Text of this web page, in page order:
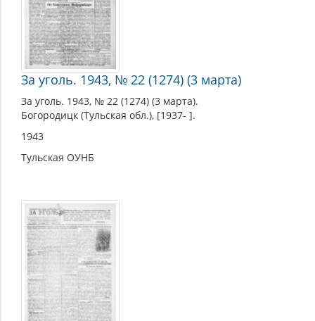
За уголь. 1943, № 22 (1274) (3 марта)
За уголь. 1943, № 22 (1274) (3 марта).
Богородицк (Тульская обл.), [1937- ].
1943
Тульская ОУНБ